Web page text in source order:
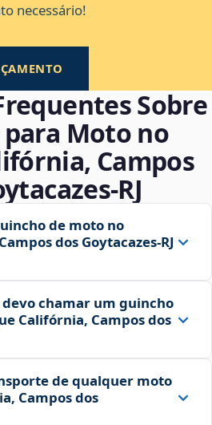
necessário!
Sobre
Moto no
Campos
de moto no
dos Goytacazes‑RJ
devo chamar um guincho
Califórnia, Campos dos
de qualquer moto
Campos dos